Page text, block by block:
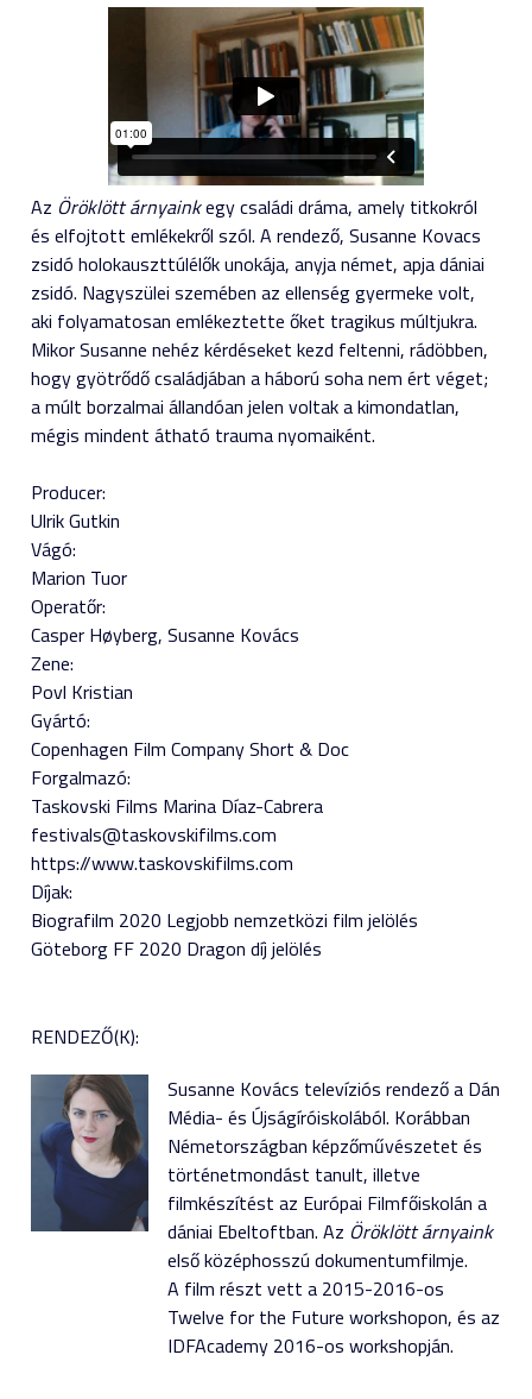
Az Öröklött árnyainkegy családi dráma, amely titkokról
és elfojtott emlékekről szól. A rendező, Susanne Kovacs
zsidó holokauszttúlélők unokája, anyja német, apja dániai
zsidó. Nagyszülei szemében az ellenség gyermeke volt,
aki folyamatosan emlékeztette őket tragikus múltjukra.
Mikor Susanne nehéz kérdéseket kezd feltenni, rádöbben,
hogy gyötrődő családjában a háború soha nem ért véget;
a múlt borzalmai állandóan jelen voltak a kimondatlan,
mégis mindent átható trauma nyomaiként.
Producer:
Ulrik Gutkin
Vágó:
Marion Tuor
Operatőr:
Casper Høyberg Susanne Kovács
Zene:
Povl Kristian
Gyártó:
Copenhagen Film Company Short & Doc
Forgalmazó:
Taskovski Films Marina Díaz-Cabrera
festivals@taskovskifilms.com
https://www.taskovskifilms.com
Díjak:
Biografilm 2020 Legjobb nemzetközi film jelölés
Göteborg FF 2020 Dragon díj jelölés
RENDEZŐ(K):
Susanne Kovács televíziós rendező a Dán
Média- és Újságíróiskolából. Korábban
Németországban képzőművészetet és
történetmondást tanult, illetve
filmkészítést az Európai Filmfőiskolán a
dániai Ebeltoftban. Az Öröklött árnyaink
első középhosszú dokumentumfilmje.
A film részt vett a 2015-2016-os
Twelve for the Future workshopon, és az
IDFAcademy 2016-os workshopján.